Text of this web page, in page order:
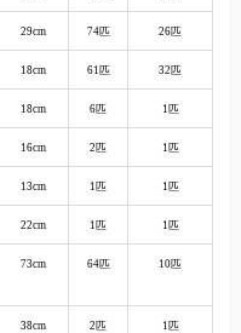
29cm 74匹 26匹
18cm 61匹 32匹
18cm 6匹 1匹
16cm 2匹 1匹
13cm 1匹 1匹
22cm 1匹 1匹
73cm 64匹 10匹
38cm 2匹 1匹